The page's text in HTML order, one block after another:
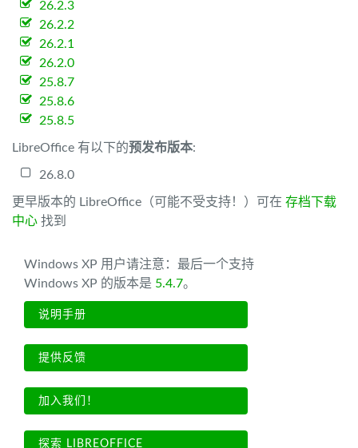
26.2.3
26.2.2
26.2.1
26.2.0
25.8.7
25.8.6
25.8.5
LibreOffice 有以下的预发布版本:
26.8.0
更早版本的 LibreOffice（可能不受支持！）可在 存档下载
中心 找到
Windows XP 用户请注意：最后一个支持
Windows XP 的版本是 5.4.7。
说明手册
提供反馈
加入我们！
探索 LIBREOFFICE